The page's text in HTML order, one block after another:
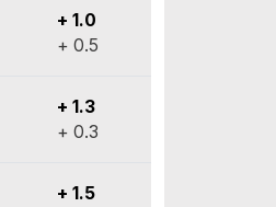
+ 1.0
+ 0.5
+ 1.3
+ 0.3
+ 1.5